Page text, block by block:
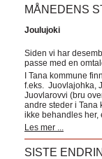
MÅNEDENS
Joulujoki
Siden vi har
passe med en
I Tana kommune
f.eks. Juovlajohka,
Juovlarovvi (bru
andre steder i Tana
ikke behandles her,
Les mer ...
SISTE